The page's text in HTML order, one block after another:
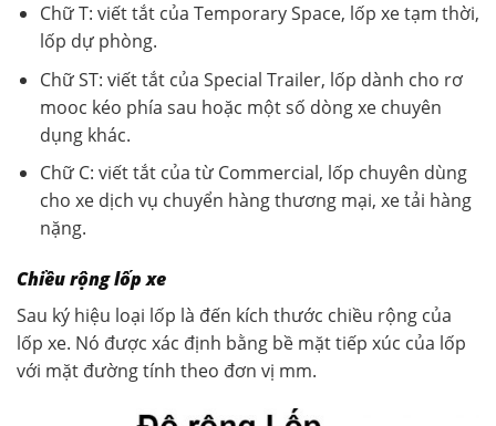
Chữ T: viết tắt của Temporary Space, lốp xe tạm thời,
lốp dự phòng.
Chữ ST: viết tắt của Special Trailer, lốp dành cho rơ
mooc kéo phía sau hoặc một số dòng xe chuyên
dụng khác.
Chữ C: viết tắt của từ Commercial, lốp chuyên dùng
cho xe dịch vụ chuyển hàng thương mại, xe tải hàng
nặng.
Chiều rộng lốp xe
Sau ký hiệu loại lốp là đến kích thước chiều rộng của
lốp xe. Nó được xác định bằng bề mặt tiếp xúc của lốp
với mặt đường tính theo đơn vị mm.